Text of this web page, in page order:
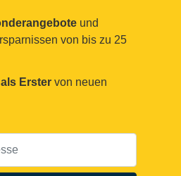
und
von bis zu 25
Erster von neuen